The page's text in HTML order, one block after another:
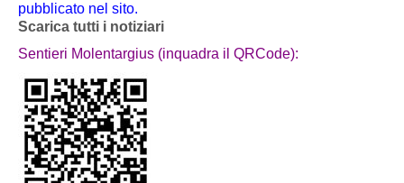
pubblicato nel sito.
Scarica tutti i notiziari
Sentieri Molentargius (inquadra il QRCode):